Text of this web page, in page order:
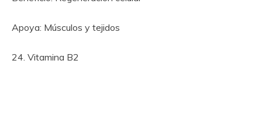
Apoya: Músculos y tejidos
24. Vitamina B2